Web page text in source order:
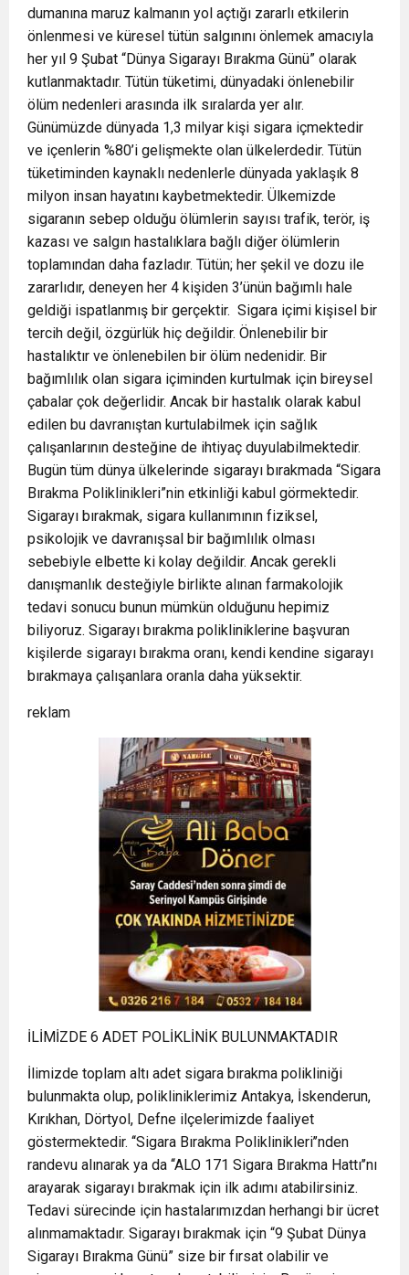
dumanına maruz kalmanın yol açtığı zararlı etkilerin
önlenmesi ve küresel tütün salgınını önlemek amacıyla
her yıl 9 Şubat “Dünya Sigarayı Bırakma Günü” olarak
kutlanmaktadır. Tütün tüketimi, dünyadaki önlenebilir
ölüm nedenleri arasında ilk sıralarda yer alır.
Günümüzde dünyada 1,3 milyar kişi sigara içmektedir
ve içenlerin %80’i gelişmekte olan ülkelerdedir. Tütün
tüketiminden kaynaklı nedenlerle dünyada yaklaşık 8
milyon insan hayatını kaybetmektedir. Ülkemizde
sigaranın sebep olduğu ölümlerin sayısı trafik, terör, iş
kazası ve salgın hastalıklara bağlı diğer ölümlerin
toplamından daha fazladır. Tütün; her şekil ve dozu ile
zararlıdır, deneyen her 4 kişiden 3’ünün bağımlı hale
geldiği ispatlanmış bir gerçektir. Sigara içimi kişisel bir
tercih değil, özgürlük hiç değildir. Önlenebilir bir
hastalıktır ve önlenebilen bir ölüm nedenidir. Bir
bağımlılık olan sigara içiminden kurtulmak için bireysel
çabalar çok değerlidir. Ancak bir hastalık olarak kabul
edilen bu davranıştan kurtulabilmek için sağlık
çalışanlarının desteğine de ihtiyaç duyulabilmektedir.
Bugün tüm dünya ülkelerinde sigarayı bırakmada “Sigara
Bırakma Poliklinikleri”nin etkinliği kabul görmektedir.
Sigarayı bırakmak, sigara kullanımının fiziksel,
psikolojik ve davranışsal bir bağımlılık olması
sebebiyle elbette ki kolay değildir. Ancak gerekli
danışmanlık desteğiyle birlikte alınan farmakolojik
tedavi sonucu bunun mümkün olduğunu hepimiz
biliyoruz. Sigarayı bırakma polikliniklerine başvuran
kişilerde sigarayı bırakma oranı, kendi kendine sigarayı
bırakmaya çalışanlara oranla daha yüksektir.
reklam
İLİMİZDE 6 ADET POLİKLİNİK BULUNMAKTADIR
İlimizde toplam altı adet sigara bırakma polikliniği
bulunmakta olup, polikliniklerimiz Antakya, İskenderun,
Kırıkhan, Dörtyol, Defne ilçelerimizde faaliyet
göstermektedir. ‘‘Sigara Bırakma Poliklinikleri’’nden
randevu alınarak ya da ‘‘ALO 171 Sigara Bırakma Hattı’’nı
arayarak sigarayı bırakmak için ilk adımı atabilirsiniz.
Tedavi sürecinde için hastalarımızdan herhangi bir ücret
alınmamaktadır. Sigarayı bırakmak için “9 Şubat Dünya
Sigarayı Bırakma Günü” size bir fırsat olabilir ve